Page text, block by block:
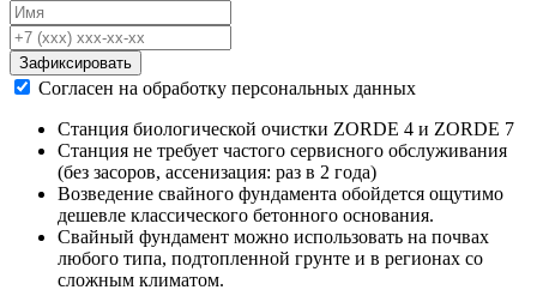
Зафиксировать
Согласен на обработку персональных данных
Станция биологической очистки ZORDE 4 и ZORDE 7
Станция не требует частого сервисного обслуживания
(без засоров, ассенизация: раз в 2 года)
Возведение свайного фундамента обойдется ощутимо
дешевле классического бетонного основания.
Свайный фундамент можно использовать на почвах
любого типа, подтопленной грунте и в регионах со
сложным климатом.